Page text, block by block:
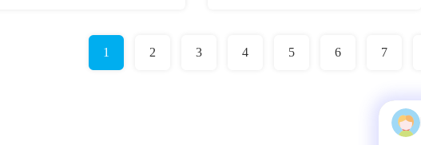
1 2 3 4 5 6 7